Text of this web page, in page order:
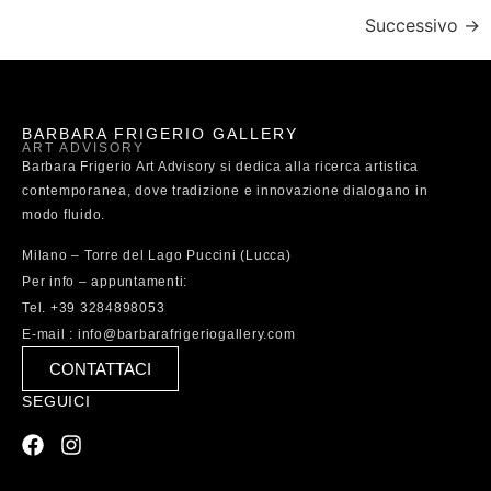
Successivo →
BARBARA FRIGERIO GALLERY
ART ADVISORY
Barbara Frigerio Art Advisory si dedica alla ricerca artistica
contemporanea, dove tradizione e innovazione dialogano in
modo fluido.
Milano – Torre del Lago Puccini (Lucca)
Per info – appuntamenti:
Tel. +39 3284898053
E-mail : info@barbarafrigeriogallery.com
CONTATTACI
SEGUICI